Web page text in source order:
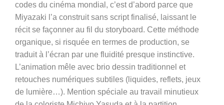
codes du cinéma mondial, c’est d’abord parce que
Miyazaki l’a construit sans script finalisé, laissant le
récit se façonner au fil du storyboard. Cette méthode
organique, si risquée en termes de production, se
traduit à l’écran par une fluidité presque instinctive.
L’animation mêle avec brio dessin traditionnel et
retouches numériques subtiles (liquides, reflets, jeux
de lumière…). Mention spéciale au travail minutieux